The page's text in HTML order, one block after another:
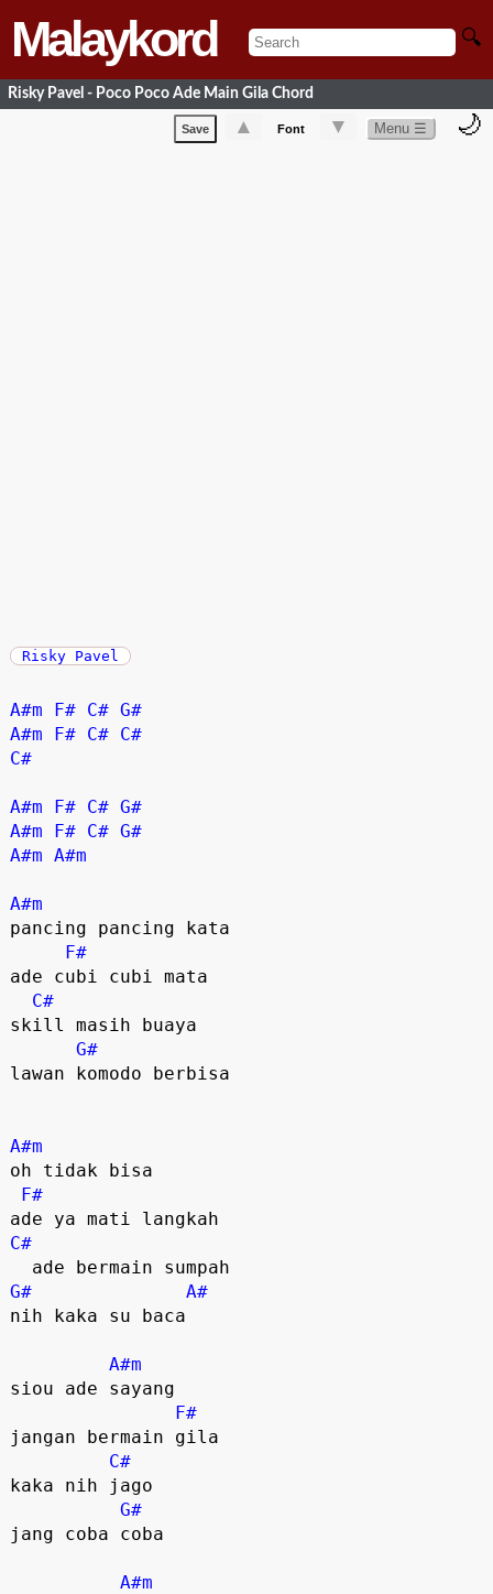
Malaykord 🔍
Risky Pavel - Poco Poco Ade Main Gila Chord
Save ▲ Font ▼ Menu ☰ 🌙
Risky Pavel
A#m F# C# G#
A#m
F# C# C#
C#
A#m F# C# G#
A#m
F# C# G#
A#m A#m
A#m
pancing pancing kata
F#
ade cubi cubi mata
C#
skill masih buaya
G#
lawan komodo berbisa
A#m
oh tidak bisa
F#
C#
G#
A#
nih kaka su baca
A#m
siou ade sayang
F#
jangan bermain gila
C#
kaka nih jago
G#
jang coba coba
A#m